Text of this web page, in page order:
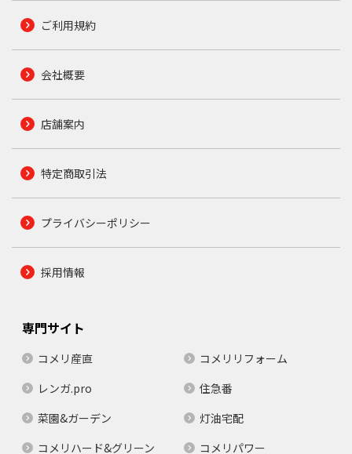
ご利用規約
会社概要
店舗案内
特定商取引法
プライバシーポリシー
採用情報
専門サイト
コメリ産直
コメリリフォーム
レンガ.pro
住急番
菜園&ガーデン
灯油宅配
コメリハード&グリーン
コメリパワー